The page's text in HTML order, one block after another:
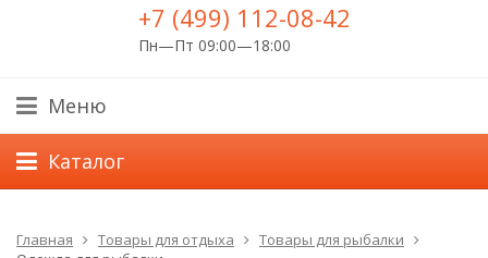
+7 (499) 112-08-42
Пн—Пт 09:00—18:00
Меню
Каталог
Главная Товары для отдыха
Товары для рыбалки